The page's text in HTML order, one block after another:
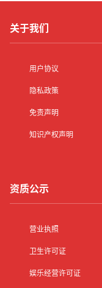
关于我们
用户协议
隐私政策
免责声明
知识产权声明
资质公示
营业执照
卫生许可证
娱乐经营许可证